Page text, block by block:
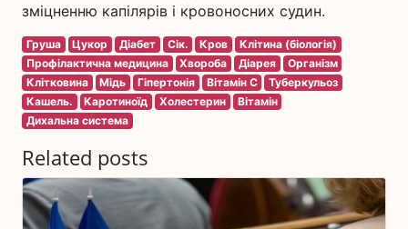
зміцненню капілярів і кровоносних судин.
Груша Цукор Діабет Сік. Кров
Клітина (біологія)
Профілактична медицина
Хвороба Діарея
Організм
Клітковина
Мідь Гіпертонія Вітамін С
Туберкульоз
Кашель.
Каротиноїд Холестерин
Вітамін
Дихальна система
Related posts